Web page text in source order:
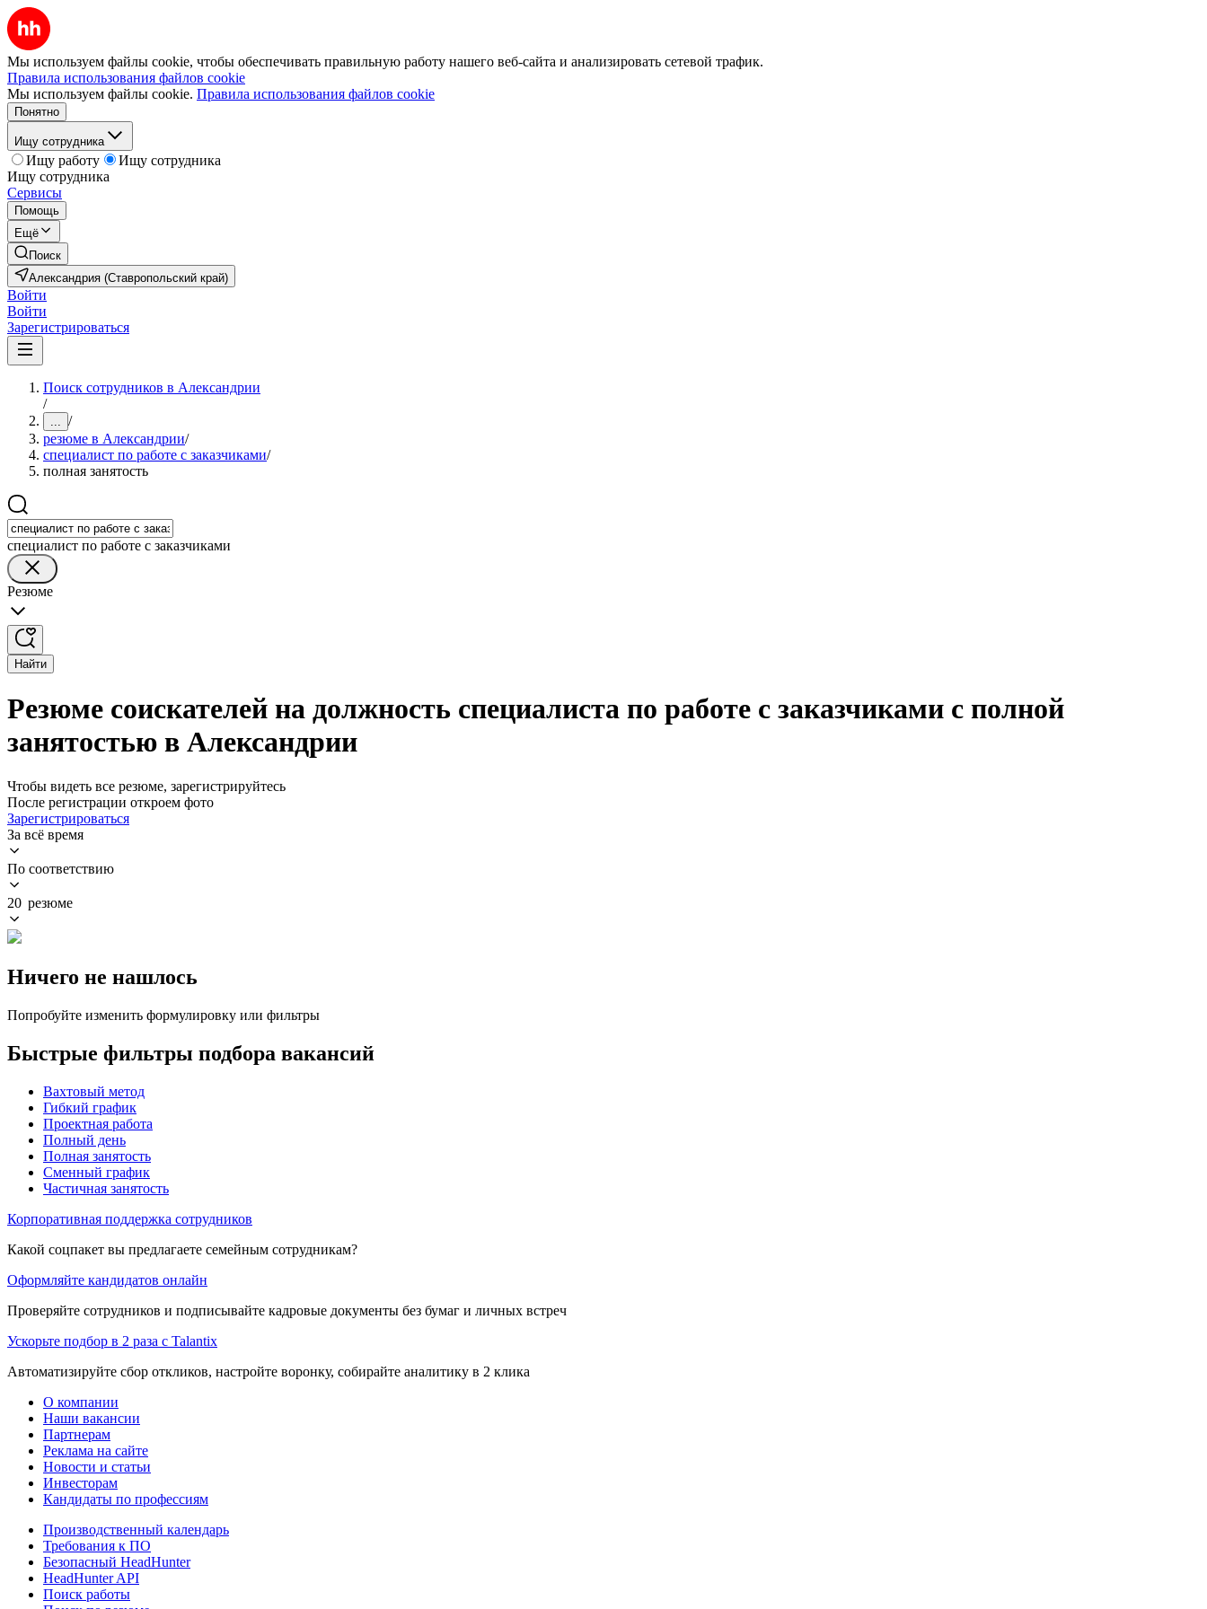
Мы используем файлы cookie, чтобы обеспечивать правильную работу нашего веб-сайта и анализировать сетевой трафик.
Правила использования файлов cookie
Мы используем файлы cookie. Правила использования файлов cookie
Понятно
Ищу сотрудника
Ищу работу
Ищу сотрудника
Ищу сотрудника
Сервисы
Помощь
Ещё
Поиск
Александрия (Ставропольский край)
Войти
Войти
Зарегистрироваться
Поиск сотрудников в Александрии
/
... /
резюме в Александрии/
специалист по работе с заказчиками/
полная занятость
специалист по работе с заказчиками
Резюме
Найти
Резюме соискателей на должность специалиста по работе с заказчиками с полной
занятостью в Александрии
Чтобы видеть все резюме, зарегистрируйтесь
После регистрации откроем фото
Зарегистрироваться
За всё время
По соответствию
20 резюме
Ничего не нашлось
Попробуйте изменить формулировку или фильтры
Быстрые фильтры подбора вакансий
Вахтовый метод
Гибкий график
Проектная работа
Полный день
Полная занятость
Сменный график
Частичная занятость
Корпоративная поддержка сотрудников
Какой соцпакет вы предлагаете семейным сотрудникам?
Оформляйте кандидатов онлайн
Проверяйте сотрудников и подписывайте кадровые документы без бумаг и личных встреч
Ускорьте подбор в 2 раза с Talantix
Автоматизируйте сбор откликов, настройте воронку, собирайте аналитику в 2 клика
О компании
Наши вакансии
Партнерам
Реклама на сайте
Новости и статьи
Инвесторам
Кандидаты по профессиям
Производственный календарь
Требования к ПО
Безопасный HeadHunter
HeadHunter API
Поиск работы